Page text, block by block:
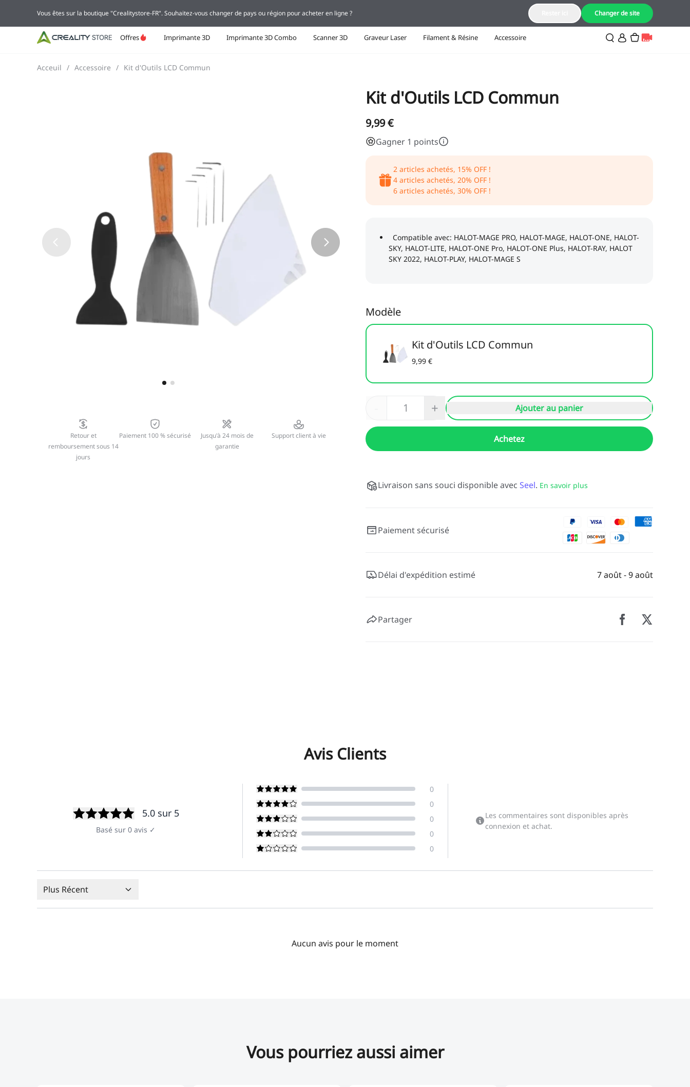
FR(Français)
Offres Imprimante 3D Imprimante 3D Combo Scanner 3D Graveur Laser Filament & Résine Accessoire
Acceuil / Accessoire / Kit d'Outils LCD Commun
Retour et
remboursement sous 14
jours
Paiement 100 % sécurisé
Jusqu'à 24 mois de
garantie
Support client à vie
Kit d'Outils LCD Commun
9,99 €
Gagner 1 points
2 articles achetés, 15% OFF !
4 articles achetés,20% OFF !
6 articles achetés,30% OFF !
Modèle
Kit d'Outils LCD Commun
9,99 €
+ Ajouter au panier
Achetez
Livraison sans souci disponible avec Seel. En savoir plus
Paiement sécurisé
Délai d'expédition estimé 7 août - 9 août
Partager
Avis Clients
5.0 sur 5
Basé sur 0 avis ✓
0
0
0
0
0
Les commentaires sont disponibles après
connexion et achat.
Plus Récent
Aucun avis pour le moment
Vous pourriez aussi aimer
Vous êtes sur la boutique "Crealitystore-FR". Souhaitez-vous changer de pays ou région pour acheter en ligne ? Changer de site